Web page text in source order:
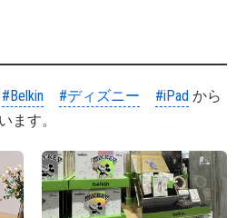
#Belkin #ディズニー #iPad から
ます。